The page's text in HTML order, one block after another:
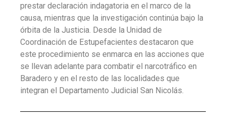
prestar declaración indagatoria en el marco de la
causa, mientras que la investigación continúa bajo la
órbita de la Justicia. Desde la Unidad de
Coordinación de Estupefacientes destacaron que
este procedimiento se enmarca en las acciones que
se llevan adelante para combatir el narcotráfico en
Baradero y en el resto de las localidades que
integran el Departamento Judicial San Nicolás.